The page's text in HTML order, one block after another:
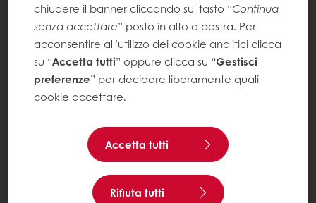
chiudere il banner cliccando sul tasto “Continua
senza accettare” posto in alto a destra. Per
acconsentire all’utilizzo dei cookie analitici clicca
su “Accetta tutti” oppure clicca su “Gestisci
preferenze” per decidere liberamente quali
cookie accettare.
Accetta tutti
Rifiuta tutti